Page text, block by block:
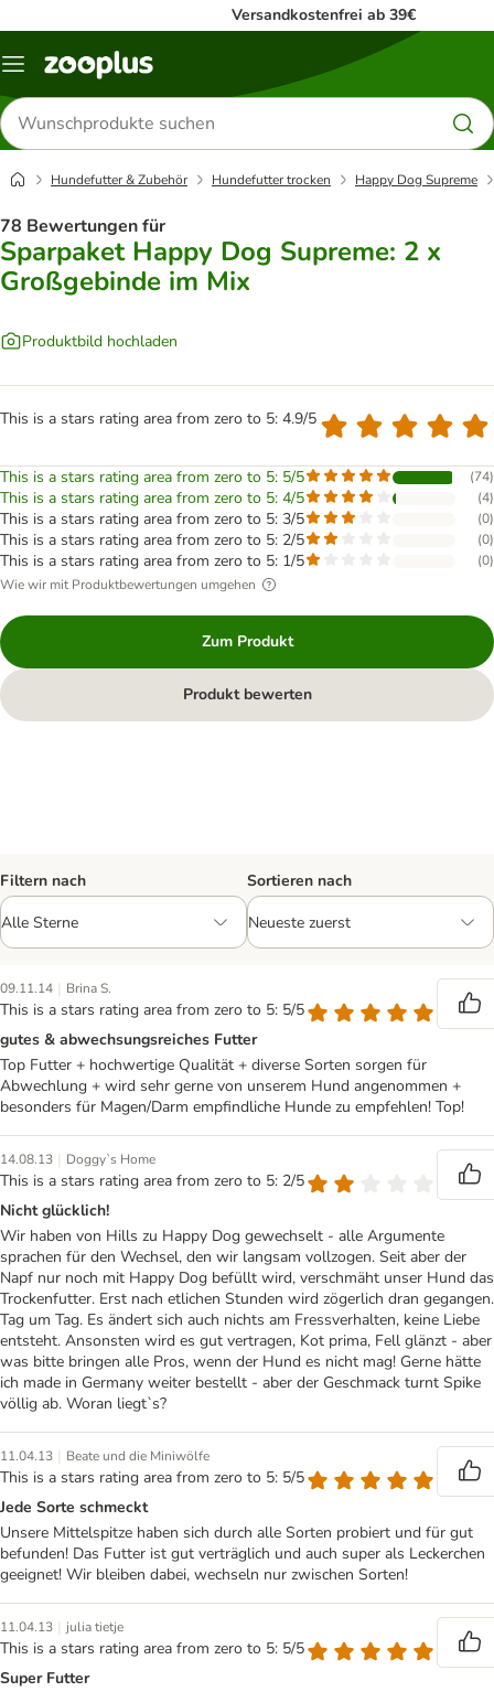
Versandkostenfrei ab 39€
Menü
Produkte
suchen
Hundefutter & Zubehör Hundefutter trocken Happy Dog Supreme
78 Bewertungen für
Sparpaket Happy Dog Supreme: 2 x
Großgebinde im Mix
Produktbild hochladen
This is a stars rating area from zero to 5: 4.9/5
This is a stars rating area from zero to 5: 5/5 (74)
This is a stars rating area from zero to 5: 4/5 (4)
This is a stars rating area from zero to 5: 3/5 (0)
This is a stars rating area from zero to 5: 2/5 (0)
This is a stars rating area from zero to 5: 1/5 (0)
Wie wir mit Produktbewertungen umgehen
Zum Produkt
Produkt bewerten
Filtern nach Sortieren nach
09.11.14 | Brina S.
This is a stars rating area from zero to 5: 5/5
gutes & abwechsungsreiches Futter
Top Futter + hochwertige Qualität + diverse Sorten sorgen für
Abwechlung + wird sehr gerne von unserem Hund angenommen +
besonders für Magen/Darm empfindliche Hunde zu empfehlen! Top!
14.08.13 | Doggy`s Home
This is a stars rating area from zero to 5: 2/5
Nicht glücklich!
Wir haben von Hills zu Happy Dog gewechselt - alle Argumente
sprachen für den Wechsel, den wir langsam vollzogen. Seit aber der
Napf nur noch mit Happy Dog befüllt wird, verschmäht unser Hund das
Trockenfutter. Erst nach etlichen Stunden wird zögerlich dran gegangen.
Tag um Tag. Es ändert sich auch nichts am Fressverhalten, keine Liebe
entsteht. Ansonsten wird es gut vertragen, Kot prima, Fell glänzt - aber
was bitte bringen alle Pros, wenn der Hund es nicht mag! Gerne hätte
ich made in Germany weiter bestellt - aber der Geschmack turnt Spike
völlig ab. Woran liegt`s?
11.04.13 | Beate und die Miniwölfe
This is a stars rating area from zero to 5: 5/5
Jede Sorte schmeckt
Unsere Mittelspitze haben sich durch alle Sorten probiert und für gut
befunden! Das Futter ist gut verträglich und auch super als Leckerchen
geeignet! Wir bleiben dabei, wechseln nur zwischen Sorten!
11.04.13 | julia tietje
This is a stars rating area from zero to 5: 5/5
Super Futter